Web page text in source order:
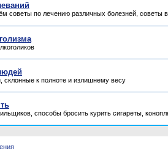
советы по лечению различных болезней, советы
к полноте и излишнему весу
способы бросить курить сигареты,